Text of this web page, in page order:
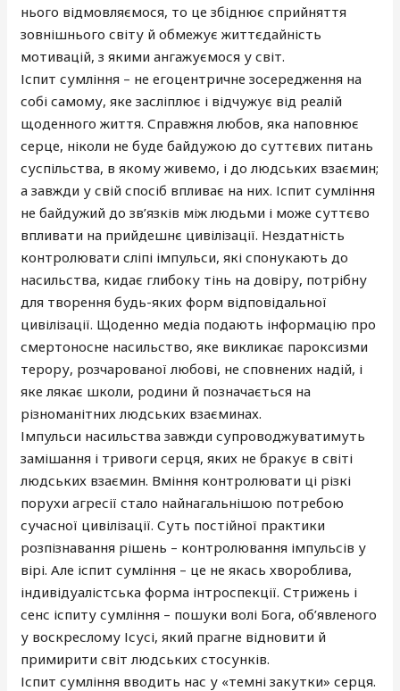
нього відмовляємося, то це збіднює сприйняття
зовнішнього світу й обмежує життєдайність
мотивацій, з якими ангажуємося у світ.
Іспит сумління – не егоцентричне зосередження на
собі самому, яке засліплює і відчужує від реалій
щоденного життя. Справжня любов, яка наповнює
серце, ніколи не буде байдужою до суттєвих питань
суспільства, в якому живемо, і до людських взаємин;
а завжди у свій спосіб впливає на них. Іспит сумління
не байдужий до зв’язків між людьми і може суттєво
впливати на прийдешнє цивілізації. Нездатність
контролювати сліпі імпульси, які спонукають до
насильства, кидає глибоку тінь на довіру, потрібну
для творення будь-яких форм відповідальної
цивілізації. Щоденно медіа подають інформацію про
смертоносне насильство, яке викликає пароксизми
терору, розчарованої любові, не сповнених надій, і
яке лякає школи, родини й позначається на
різноманітних людських взаєминах.
Імпульси насильства завжди супроводжуватимуть
замішання і тривоги серця, яких не бракує в світі
людських взаємин. Вміння контролювати ці різкі
порухи агресії стало найнагальнішою потребою
сучасної цивілізації. Суть постійної практики
розпізнавання рішень – контролювання імпульсів у
вірі. Але іспит сумління – це не якась хвороблива,
індивідуалістська форма інтроспекції. Стрижень і
сенс іспиту сумління – пошуки волі Бога, об’явленого
у воскреслому Ісусі, який прагне відновити й
примирити світ людських стосунків.
Іспит сумління вводить нас у «темні закутки» серця.